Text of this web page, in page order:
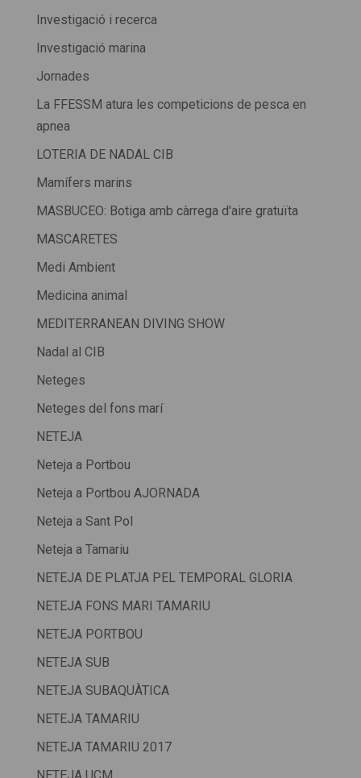
Investigació i recerca
Investigació marina
Jornades
La FFESSM atura les competicions de pesca en
apnea
LOTERIA DE NADAL CIB
Mamífers marins
MASBUCEO: Botiga amb càrrega d'aire gratuïta
MASCARETES
Medi Ambient
Medicina animal
MEDITERRANEAN DIVING SHOW
Nadal al CIB
Neteges
Neteges del fons marí
NETEJA
Neteja a Portbou
Neteja a Portbou AJORNADA
Neteja a Sant Pol
Neteja a Tamariu
NETEJA DE PLATJA PEL TEMPORAL GLORIA
NETEJA FONS MARI TAMARIU
NETEJA PORTBOU
NETEJA SUB
NETEJA SUBAQUÀTICA
NETEJA TAMARIU
NETEJA TAMARIU 2017